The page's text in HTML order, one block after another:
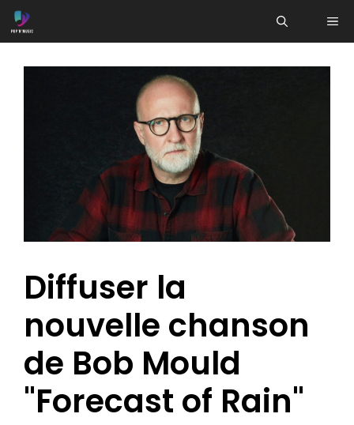
Aller
au
Diffuser la
nouvelle chanson
de Bob Mould
"Forecast of Rain"